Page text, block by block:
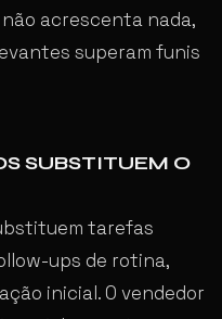
acrescenta nada,
superam funis
SUBSTITUEM O
tarefas
ups de rotina,
inicial. O vendedor